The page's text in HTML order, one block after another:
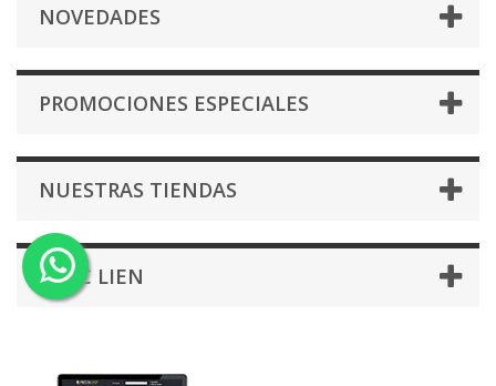
NOVEDADES
PROMOCIONES ESPECIALES
NUESTRAS TIENDAS
BLOC LIEN